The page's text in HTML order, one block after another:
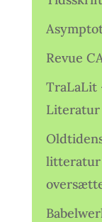
Revue
TraLaLit
Literatur
litteratur